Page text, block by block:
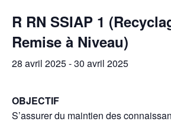
R RN SSIAP 1
Remise à Niveau)
28 avril 2025-30 avril 2025
OBJECTIF
S’assurer du maintien des